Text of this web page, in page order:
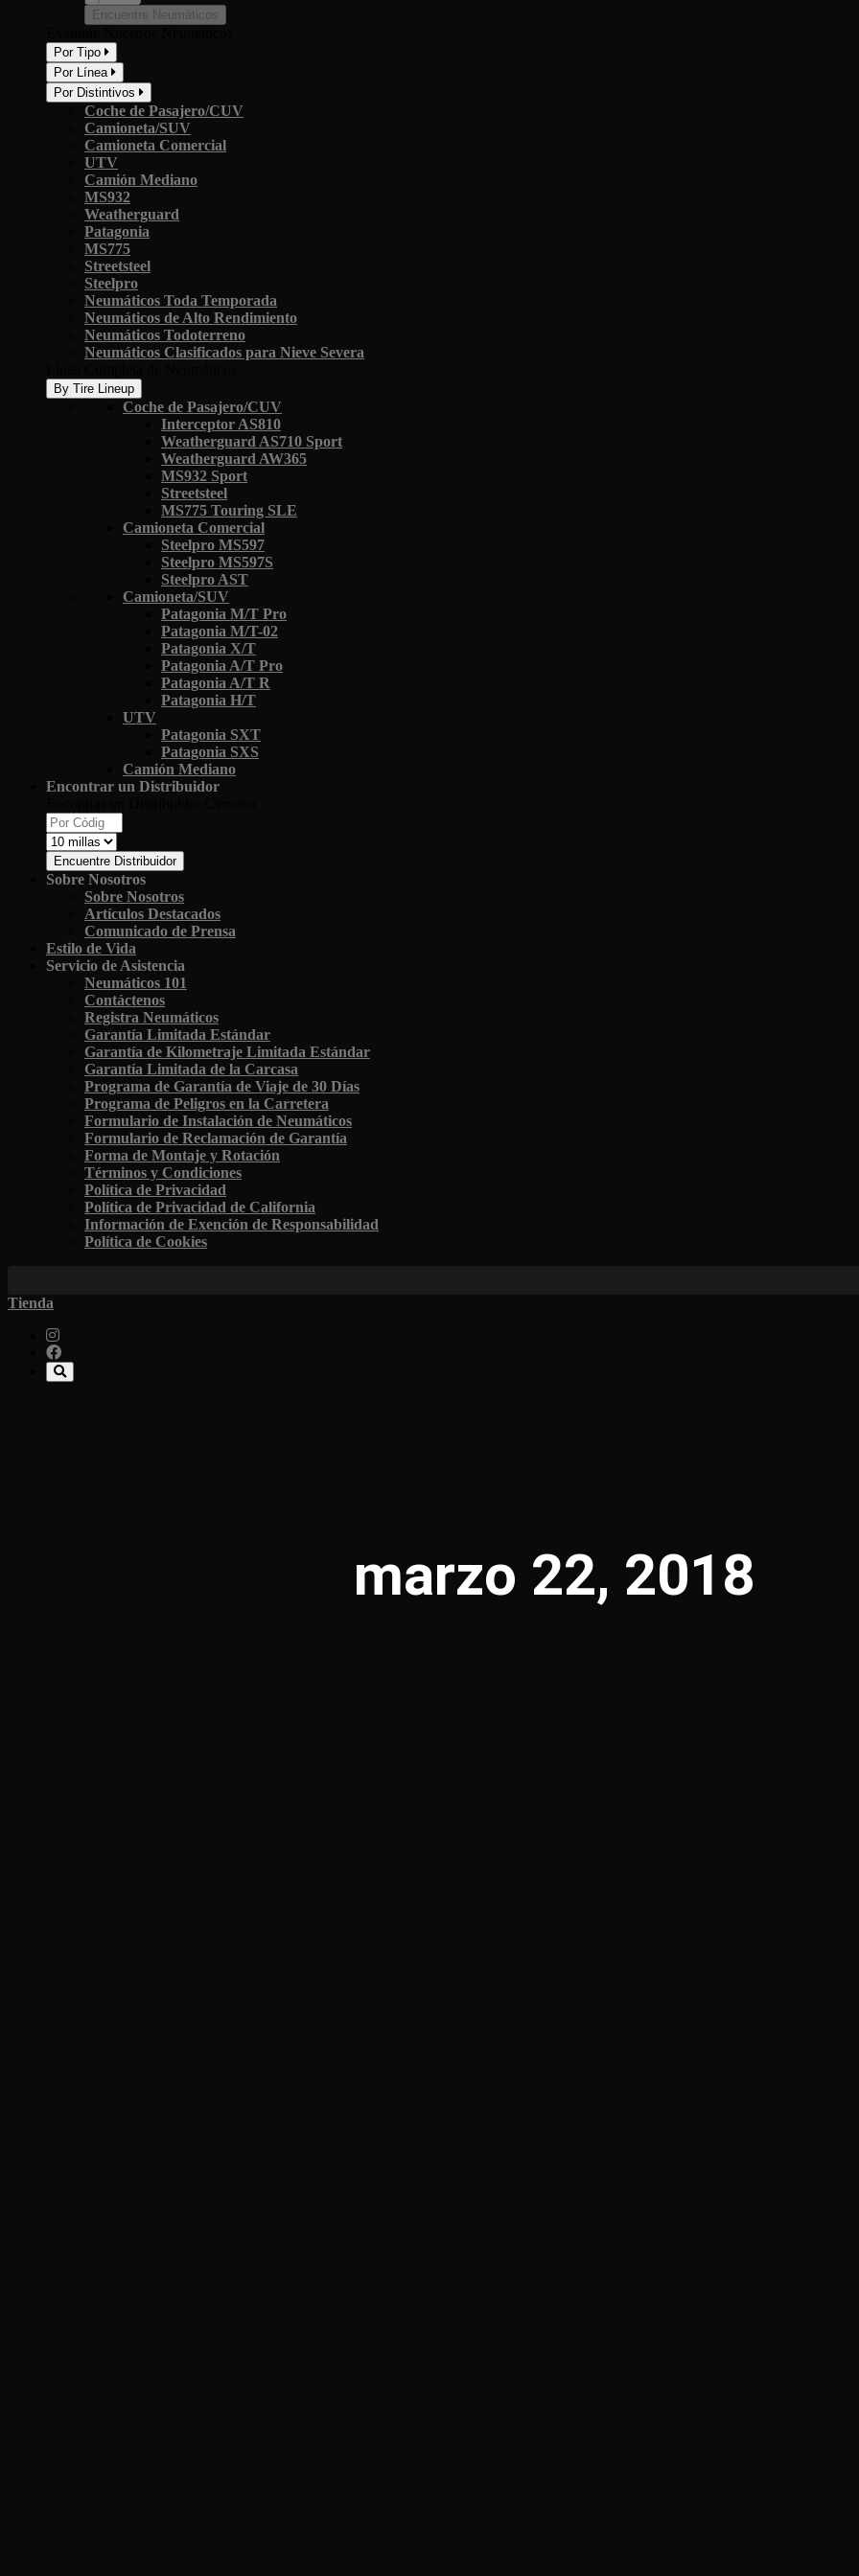
Encuentre Neumáticos
Por Tipo
Por Línea
Por Distintivos
Coche de Pasajero/CUV
Camioneta/SUV
Camioneta Comercial
UTV
Camión Mediano
MS932
Weatherguard
Patagonia
MS775
Streetsteel
Steelpro
Neumáticos Toda Temporada
Neumáticos de Alto Rendimiento
Neumáticos Todoterreno
Neumáticos Clasificados para Nieve Severa
By Tire Lineup
Coche de Pasajero/CUV
Interceptor AS810
Weatherguard AS710 Sport
Weatherguard AW365
MS932 Sport
Streetsteel
MS775 Touring SLE
Camioneta Comercial
Steelpro MS597
Steelpro MS597S
Steelpro AST
Camioneta/SUV
Patagonia M/T Pro
Patagonia M/T-02
Patagonia X/T
Patagonia A/T Pro
Patagonia A/T R
Patagonia H/T
UTV
Patagonia SXT
Patagonia SXS
Camión Mediano
Encontrar un Distribuidor
Encuentre Distribuidor
Sobre Nosotros
Sobre Nosotros
Artículos Destacados
Comunicado de Prensa
Estilo de Vida
Servicio de Asistencia
Neumáticos 101
Contáctenos
Registra Neumáticos
Garantía Limitada Estándar
Garantía de Kilometraje Limitada Estándar
Garantía Limitada de la Carcasa
Programa de Garantía de Viaje de 30 Días
Programa de Peligros en la Carretera
Formulario de Instalación de Neumáticos
Formulario de Reclamación de Garantía
Forma de Montaje y Rotación
Términos y Condiciones
Política de Privacidad
Política de Privacidad de California
Información de Exención de Responsabilidad
Política de Cookies
Tienda
marzo 22, 2018